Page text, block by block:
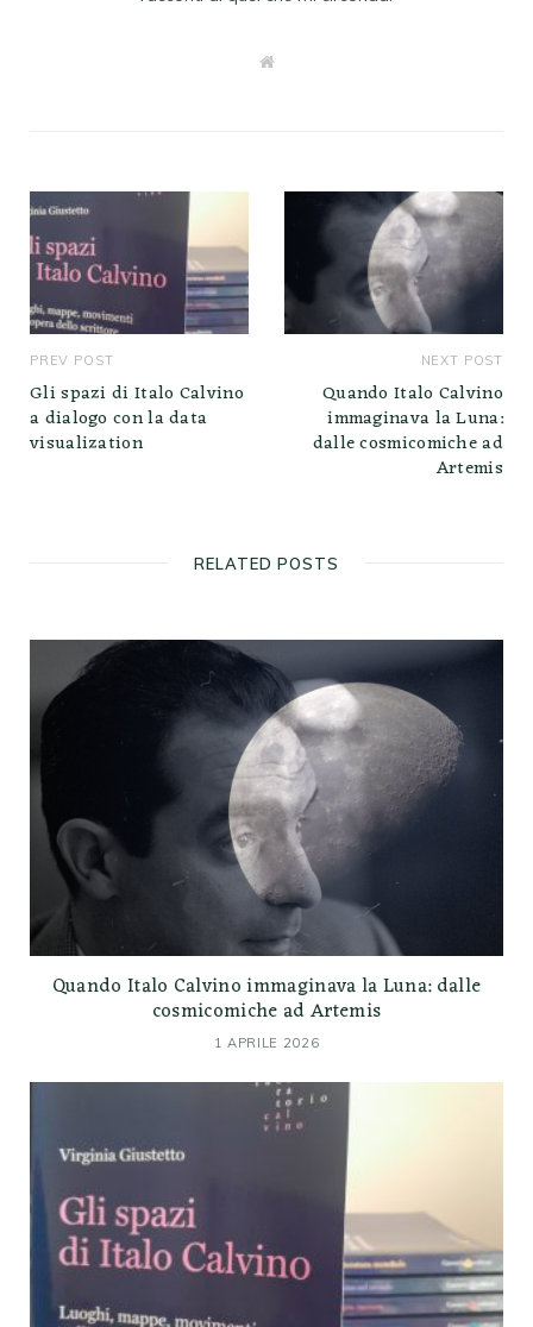
W
PREV POST
Gli spazi di Italo Calvino
a dialogo con la data
visualization
NEXT POST
Quando Italo Calvino
immaginava la Luna:
dalle cosmicomiche ad
Artemis
RELATED POSTS
Quando Italo Calvino immaginava la Luna: dalle
cosmicomiche ad Artemis
1 APRILE 2026